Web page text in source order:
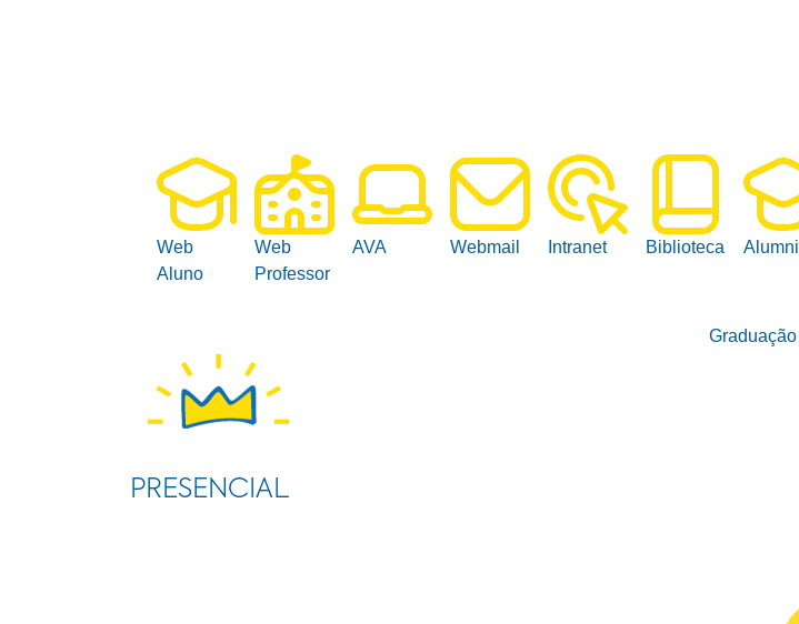
Web
Aluno
Web
Professor
AVA Webmail Intranet Biblioteca Alumni
Graduação
PRESENCIAL